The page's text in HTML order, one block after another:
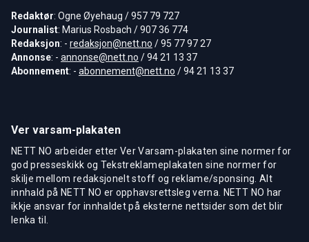
Redaktør: Ogne Øyehaug / 957 79 727
Journalist: Marius Rosbach / 907 36 774
Redaksjon: - redaksjon@nett.no / 95 77 97 27
Annonse: - annonse@nett.no / 94 21 13 37
Abonnement: - abonnement@nett.no / 94 21 13 37
Ver varsam-plakaten
NETT NO arbeider etter Ver Varsam-plakaten sine normer for
god presseskikk og Tekstreklameplakaten sine normer for
skilje mellom redaksjonelt stoff og reklame/sponsing. Alt
innhald på NETT NO er opphavsrettsleg verna. NETT NO har
ikkje ansvar for innhaldet på eksterne nettsider som det blir
lenka til.